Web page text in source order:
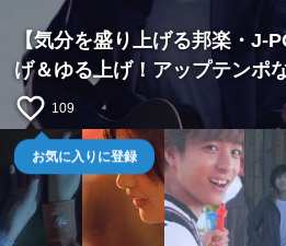
【気分を盛り上げる邦楽・J-
げ＆ゆる上げ！アップテンポ
favorite_border 109
お気に入りに登録